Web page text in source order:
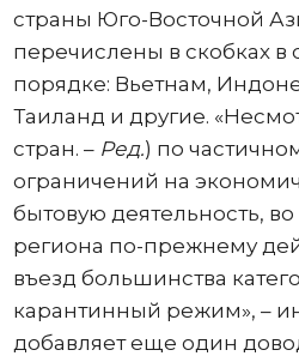
страны Юго-Восточной
перечислены в скобках
порядке: Вьетнам,
Таиланд и другие.
стран. – Ред.) по
ограничений на
бытовую деятельность, во
региона по-прежнему
въезд большинства
карантинный режим», –
добавляет еще один